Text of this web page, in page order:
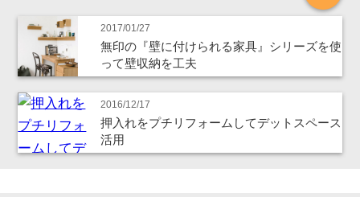
2017/01/27
無印の『壁に付けられる家具』シリーズを使
って壁収納を工夫
2016/12/17
押入れをプチリフォームしてデットスペース
活用